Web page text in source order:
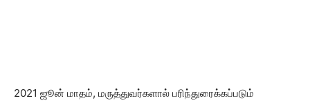
2021 ஜூன் மாதம், மருத்துவர்களால் பரிந்துரைக்கப்படும்